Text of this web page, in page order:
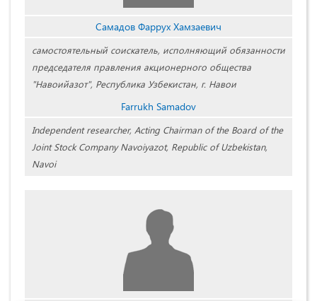
Самадов Фаррух Хамзаевич
самостоятельный соискатель, исполняющий обязанности
председателя правления акционерного общества
"Навоийазот", Республика Узбекистан, г. Навои
Farrukh Samadov
Independent researcher, Acting Chairman of the Board of the
Joint Stock Company Navoiyazot, Republic of Uzbekistan,
Navoi